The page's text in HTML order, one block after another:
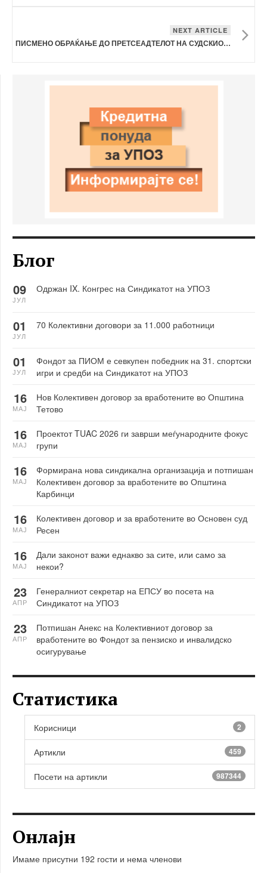
NEXT ARTICLE
ПИСМЕНО ОБРАЌАЊЕ ДО ПРЕТСЕАДТЕЛОТ НА СУДСКИОТ БУЏЕТСКИ СОВЕТ ПО ОДРЖАНИОТ ПРОТЕСТ
Блог
Одржан IX. Конгрес на Синдикатот на УПОЗ
09
ЈУЛ
70 Колективни договори за 11.000 работници
01
ЈУЛ
Фондот за ПИОМ е севкупен победник на 31. спортски
игри и средби на Синдикатот на УПОЗ
01
ЈУЛ
Нов Колективен договор за вработените во Општина
Тетово
16
МАЈ
Проектот TUAC 2026 ги заврши меѓународните фокус
групи
16
МАЈ
Формирана нова синдикална организација и потпишан
Колективен договор за вработените во Општина
Карбинци
16
МАЈ
Колективен договор и за вработените во Основен суд
Ресен
16
МАЈ
Дали законот важи еднакво за сите, или само за
некои?
16
МАЈ
Генералниот секретар на ЕПСУ во посета на
Синдикатот на УПОЗ
23
АПР
Потпишан Анекс на Колективниот договор за
вработените во Фондот за пензиско и инвалидско
осигурување
23
АПР
Статистика
Корисници 2
Артикли 459
Посети на артикли 987344
Онлајн
Имаме присутни 192 гости и нема членови